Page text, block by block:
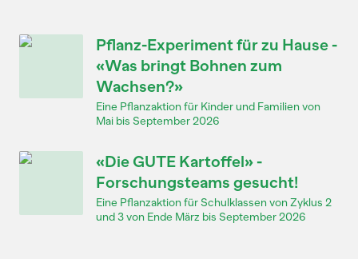
Pflanz-Experiment für zu Hause -
«Was bringt Bohnen zum
Wachsen?»
Eine Pflanzaktion für Kinder und Familien von
Mai bis September 2026
«Die GUTE Kartoffel» -
Forschungsteams gesucht!
Eine Pflanzaktion für Schulklassen von Zyklus 2
und 3 von Ende März bis September 2026